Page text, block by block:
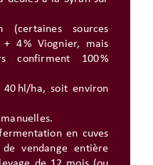
(certaines sources
+ 4 % Viognier, mais
confirment 100 %
hl/ha, soit environ
en cuves
vendange entière